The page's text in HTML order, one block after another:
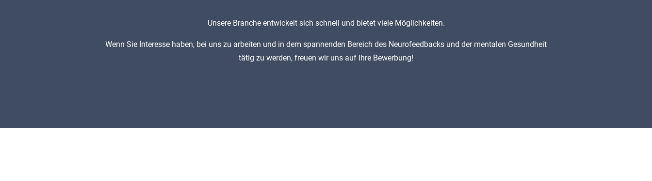
Unsere Branche entwickelt sich schnell und bietet viele Möglichkeiten.
Wenn Sie Interesse haben, bei uns zu arbeiten und in dem spannenden Bereich des Neurofeedbacks und der mentalen Gesundheit
tätig zu werden, freuen wir uns auf Ihre Bewerbung!